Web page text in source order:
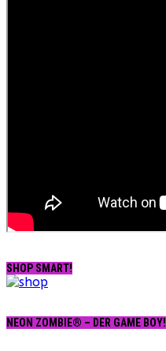
SHOP SMART!
NEON ZOMBIE® – DER GAME BOY!